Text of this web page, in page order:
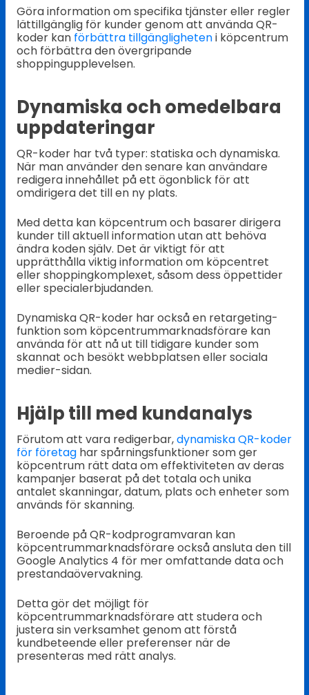
Göra information om specifika tjänster eller regler
lättillgänglig för kunder genom att använda QR-
koder kan förbättra tillgängligheteni köpcentrum
och förbättra den övergripande
shoppingupplevelsen.
Dynamiska och omedelbara
uppdateringar
QR-koder har två typer: statiska och dynamiska.
När man använder den senare kan användare
redigera innehållet på ett ögonblick för att
omdirigera det till en ny plats.
Med detta kan köpcentrum och basarer dirigera
kunder till aktuell information utan att behöva
ändra koden själv. Det är viktigt för att
upprätthålla viktig information om köpcentret
eller shoppingkomplexet, såsom dess öppettider
eller specialerbjudanden.
Dynamiska QR-koder har också en retargeting-
funktion som köpcentrummarknadsförare kan
använda för att nå ut till tidigare kunder som
skannat och besökt webbplatsen eller sociala
medier-sidan.
Hjälp till med kundanalys
Förutom att vara redigerbar,dynamiska QR-koder
för företaghar spårningsfunktioner som ger
köpcentrum rätt data om effektiviteten av deras
kampanjer baserat på det totala och unika
antalet skanningar, datum, plats och enheter som
används för skanning.
Beroende på QR-kodprogramvaran kan
köpcentrummarknadsförare också ansluta den till
Google Analytics 4 för mer omfattande data och
prestandaövervakning.
Detta gör det möjligt för
köpcentrummarknadsförare att studera och
justera sin verksamhet genom att förstå
kundbeteende eller preferenser när de
presenteras med rätt analys.